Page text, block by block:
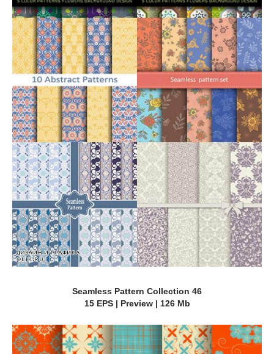
Seamless Pattern Collection 46
15 EPS | Preview | 126 Mb